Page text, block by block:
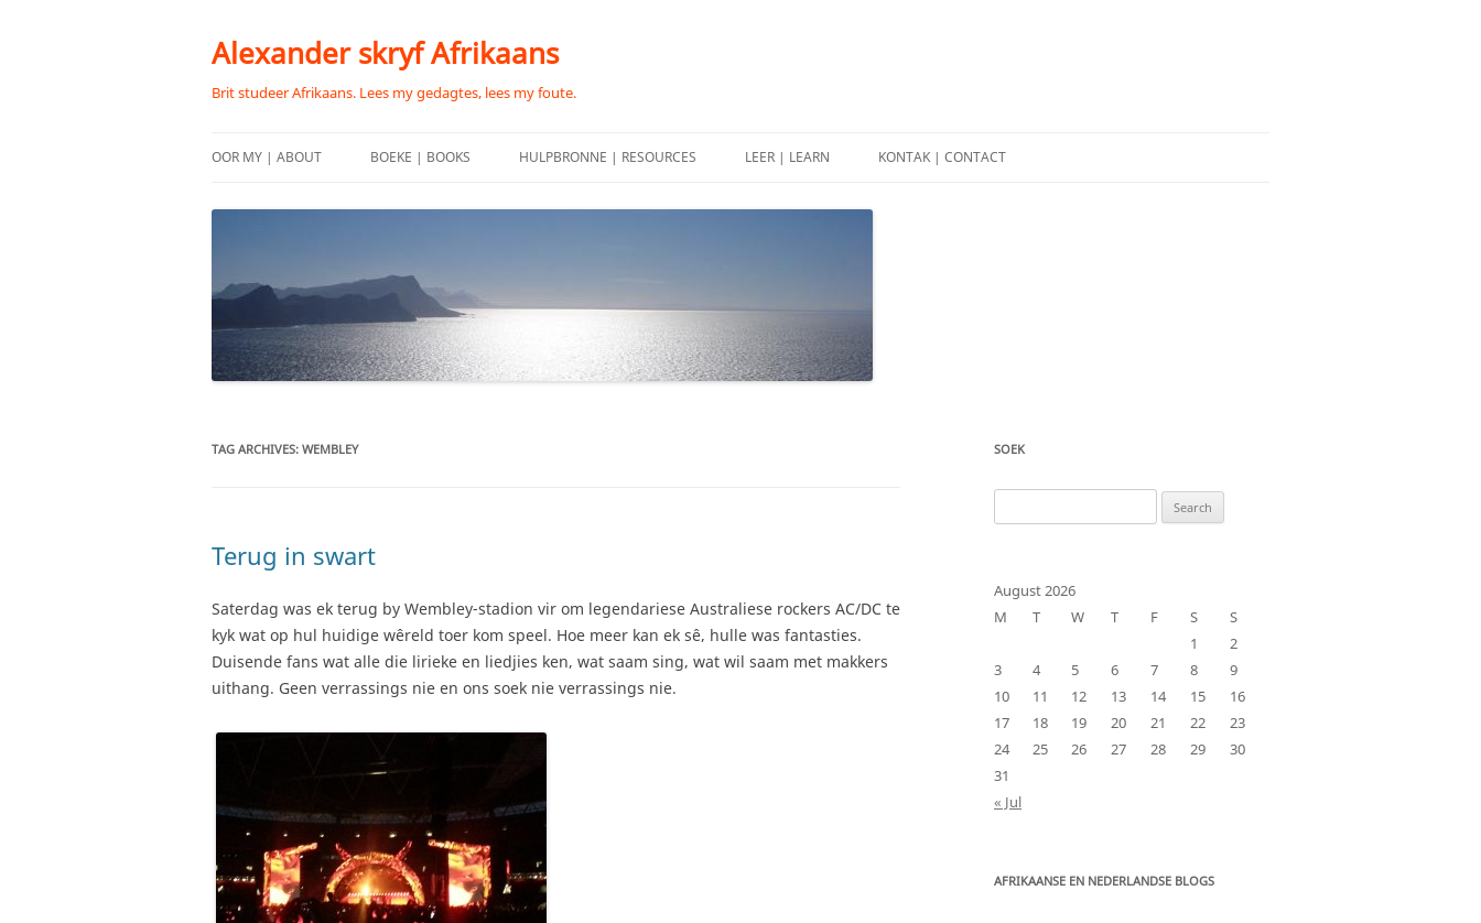
content
Alexander skryf Afrikaans
Brit studeer Afrikaans. Lees my gedagtes, lees my foute.
OOR MY | ABOUT BOEKE | BOOKS HULPBRONNE | RESOURCES LEER | LEARN KONTAK | CONTACT
TAG ARCHIVES: WEMBLEY
Terug in swart
Saterdag was ek terug by Wembley-stadion vir om legendariese Australiese rockers AC/DC te
kyk wat op hul huidige wêreld toer kom speel. Hoe meer kan ek sê, hulle was fantasties.
Duisende fans wat alle die lirieke en liedjies ken, wat saam sing, wat wil saam met makkers
uithang. Geen verrassings nie en ons soek nie verrassings nie.
SOEK
for:
August 2026
M
T W T F S
S
1
2
3
4 5 6 7 8
9
10
11 12 13 14 15
16
17
18 19 20 21 22
23
24
25 26 27 28 29
30
31
« Jul
AFRIKAANSE EN NEDERLANDSE BLOGS